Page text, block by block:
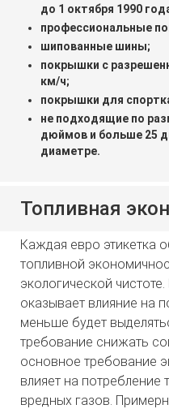
до 1 октября 1990
профессиональные
шипованные шины;
покрышки с
км/ч;
покрышки для
не подходящие по
дюймов и больше 25
диаметре.
Топливная
Каждая евро этикетка
топливной
экологической
оказывает влияние на
меньше будет
требование снижать
основное требование
влияет на потребление
вредных газов.